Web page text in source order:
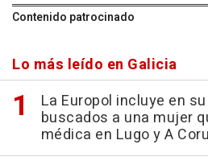
Contenido patrocinado
Lo más leído en Galicia
La Europol incluye en
buscados a una mujer
médica en Lugo y A